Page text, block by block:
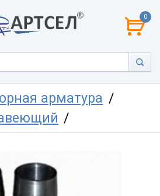
0
арматура